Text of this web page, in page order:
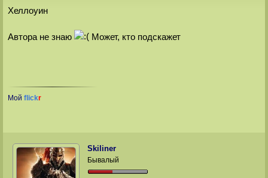
Хеллоуин
Автора не знаю Может, кто подскажет
Мой flickr
Skiliner
Бывалый